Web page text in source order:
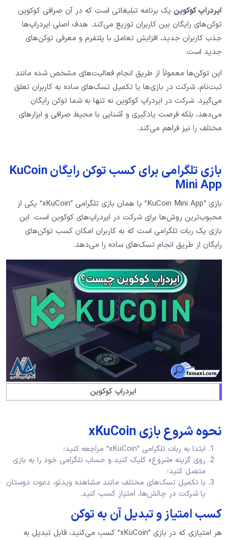
ایردراپ کوکوین یک برنامه تبلیغاتی است که در آن صرافی کوکوین
توکن‌های رایگان بین کاربران توزیع می‌کند. هدف اصلی ایردراپ‌ها
جذب کاربران جدید، افزایش تعامل با پلتفرم و معرفی توکن‌های
جدید است.
این توکن‌ها معمولاً از طریق انجام فعالیت‌های مشخص شده مانند
ثبت‌نام، شرکت در بازی‌ها یا تکمیل تسک‌های ساده به کاربران تعلق
می‌گیرد. شرکت در ایردراپ کوکوین نه تنها به شما توکن رایگان
می‌دهد، بلکه فرصت یادگیری و آشنایی با محیط صرافی و ابزارهای
مختلف را نیز فراهم می‌کند.
بازی تلگرامی برای کسب توکن رایگان KuCoin
Mini App
بازی “KuCoin Mini App” یا همان بازی تلگرامی “xKuCoin” یکی از
محبوب‌ترین روش‌ها برای شرکت در ایردراپ‌های کوکوین است. این
بازی یک ربات تلگرامی است که به کاربران امکان کسب توکن‌های
رایگان از طریق انجام تسک‌های ساده را می‌دهد.
ایردراپ کوکوین
نحوه شروع بازی xKuCoin
ابتدا به ربات تلگرامی “xKuCoin” مراجعه کنید؛
روی گزینه «شروع» کلیک کنید و حساب تلگرامی خود را به بازی
متصل کنید؛
با تکمیل تسک‌های مختلف مانند مشاهده ویدئو، دعوت دوستان
یا شرکت در چالش‌ها، امتیاز کسب کنید.
کسب امتیاز و تبدیل آن به توکن
هر امتیازی که در بازی “xKuCoin” کسب می‌کنید، قابل تبدیل به